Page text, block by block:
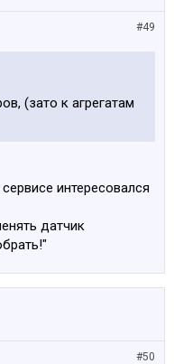
#49
(зато к агрегатам
интересовался
датчик
#50